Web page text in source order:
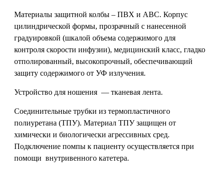
Материалы защитной колбы – ПВХ и АВС. Корпус
цилиндрической формы, прозрачный с нанесенной
градуировкой (шкалой объема содержимого для
контроля скорости инфузии), медицинский класс, гладко
отполированный, высокопрочный, обеспечивающий
защиту содержимого от УФ излучения.
Устройство для ношения — тканевая лента.
Соединительные трубки из термопластичного
полиуретана (ТПУ). Материал ТПУ защищен от
химически и биологически агрессивных сред.
Подключение помпы к пациенту осуществляется при
помощи внутривенного катетера.